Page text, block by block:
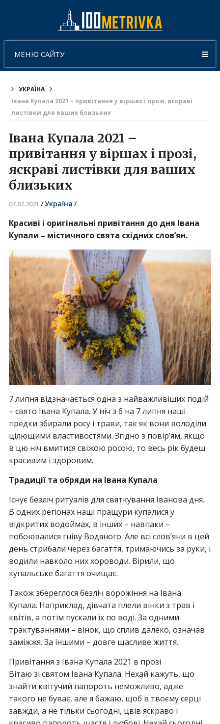
МЕНЮ САЙТУ
УКРАЇНА
Івана Купала 2021 – привітання у віршах і прозі, яскраві
листівки для ваших близьких
Івана Купала 2021 –
привітання у віршах і прозі,
яскраві листівки для ваших
близьких
07.07.2021 /Україна /
Красиві і оригінальні привітання до дня Івана
Купали – містичного свята східних слов’ян.
7 липня відзначається одна з найважливіших подій
– свято Івана Купала. У ніч з 6 на 7 липня наші
предки збирали росу і трави, так як вони володіли
цілющими властивостями. Згідно з повір’ям, якщо
в цю ніч вмитися свіжою росою, то весь рік будеш
красивим і здоровим.
Традиції та обряди на Івана Купала
Існує безліч ритуалів для святкування Іванова дня.
В одних регіонах наші пращури купалися у
відкритих водоймах, в інших – навпаки –
побоювалися гніву Водяного. Але всі слов’яни в цей
день стрибали через багаття, тримаючись за руки, і
водили навколо них хороводи. Вірили, що
купальське багаття очищає.
Також збереглося безліч ворожіння на Івана
Купала. Наприклад, дівчата плели вінки з трав і
квітів, а потім пускали їх по воді. За одними
трактуваннями – вінок, що сплив далеко, означав
заміжжя. За іншими – довге щасливе життя.
Привітання з Івана Купала 2021 в прозі
Вітаю зі святом Івана Купала. Нехай кажуть, що
знайти квітучий папороть неможливо, адже
такого не буває, але я бажаю, щоб в твоєму серці
завжди, а не тільки сьогодні, цвів яскраво і